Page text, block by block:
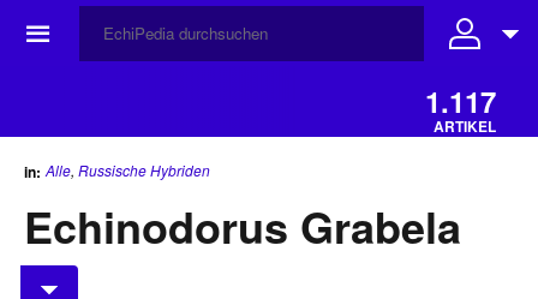
☰
1.117
ARTIKEL
in: Alle, Russische Hybriden
Echinodorus Grabela